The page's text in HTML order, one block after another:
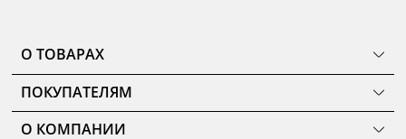
О ТОВАРАХ
ТОВАРЫ
КОМНАТЫ
КОЛЛЕКЦИИ
НОВИНКИ
ПОКУПАТЕЛЯМ
Как сделать заказ
Оплата
О КОМПАНИИ